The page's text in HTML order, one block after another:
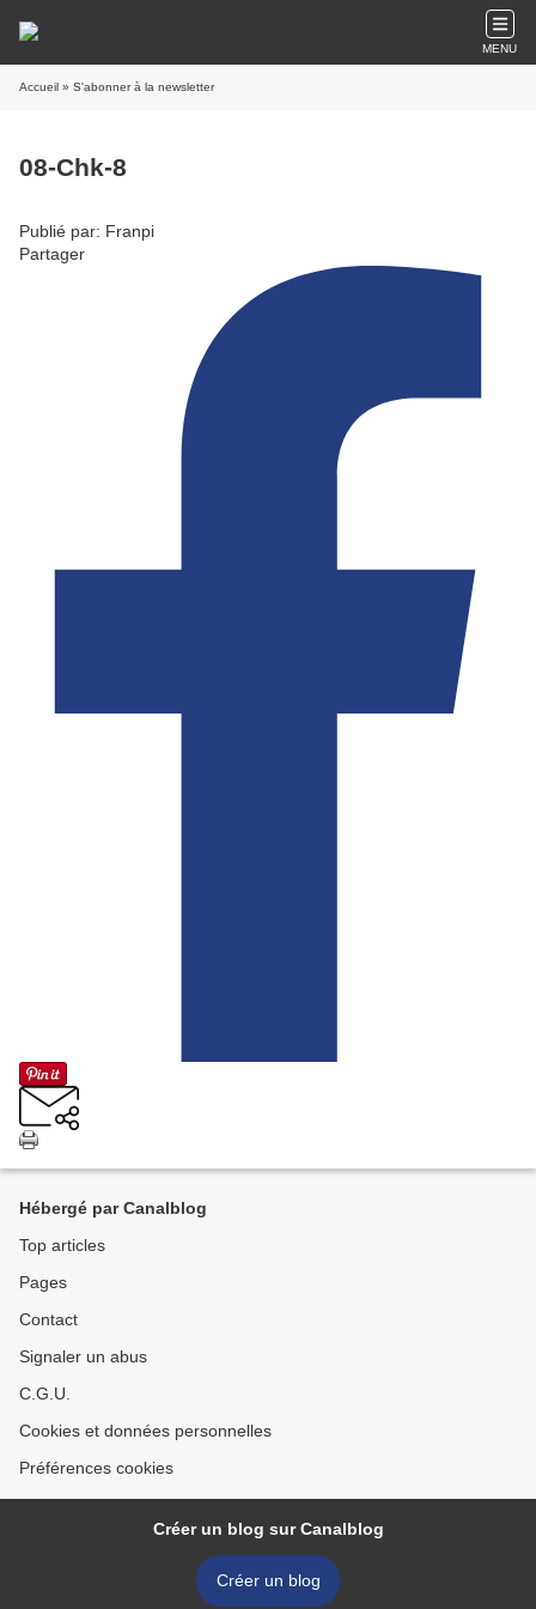
MENU
Accueil » S'abonner à la newsletter
08-Chk-8
Publié par: Franpi
Partager
Hébergé par Canalblog
Top articles
Pages
Contact
Signaler un abus
C.G.U.
Cookies et données personnelles
Préférences cookies
Créer un blog sur Canalblog
Créer un blog